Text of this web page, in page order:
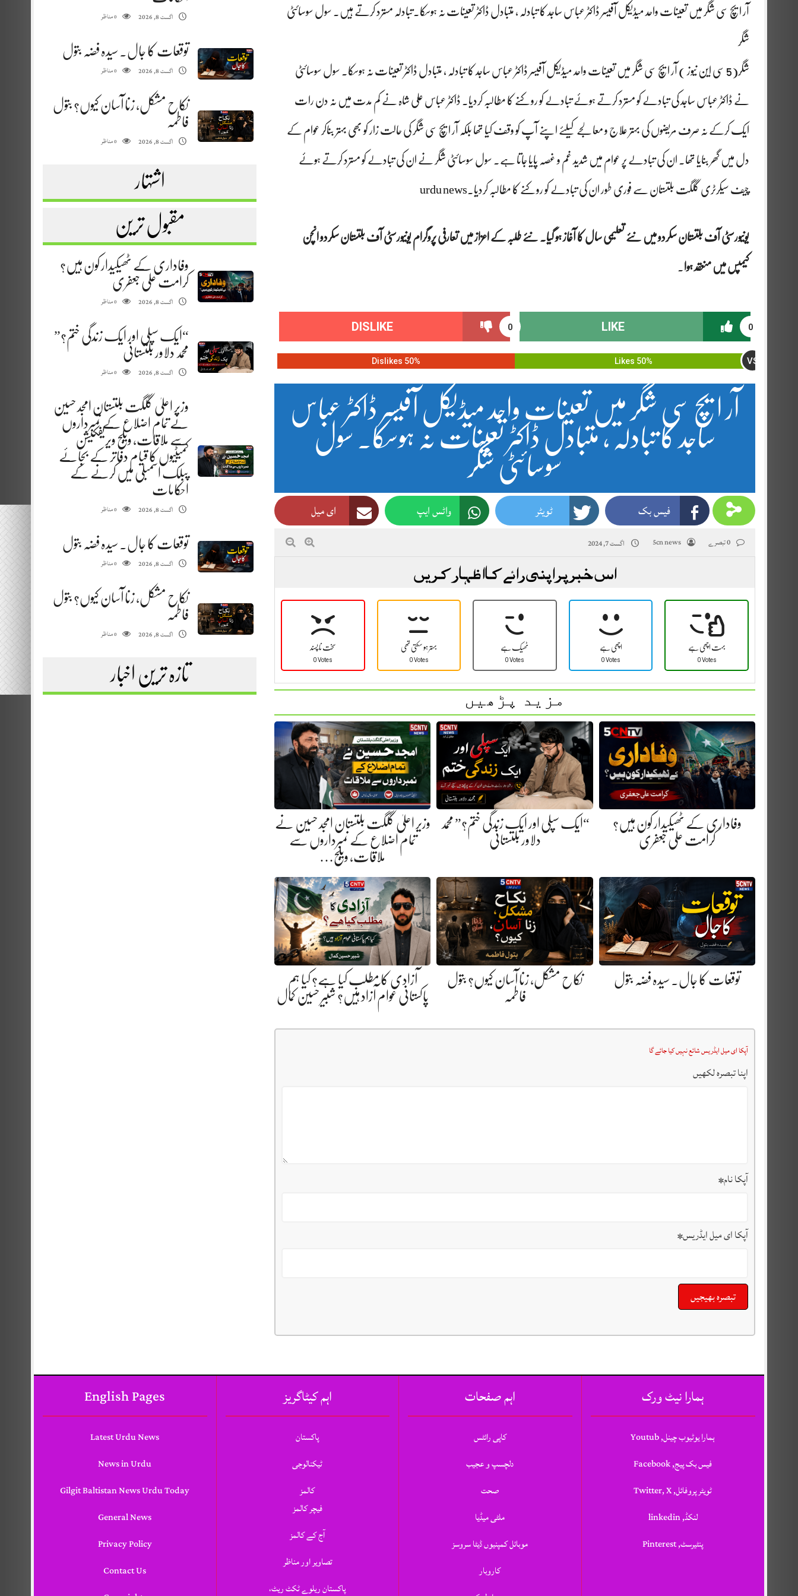
اگست 8, 2026
0مناظر
توقعات کا جال. سیدہ فضہ بتول
اگست 8, 2026
0مناظر
نکاح مشکل، زنا آسان کیوں؟ بتول
فاطمہ
اگست 8, 2026
0مناظر
اشتہار
مقبول ترین
وفاداری کے ٹھیکیدار کون ہیں؟
کرامت علی جعفری
اگست 8, 2026
0مناظر
“ایک سپلی اور ایک زندگی ختم؟”
محمد دلاور بلتستانی
اگست 8, 2026
0مناظر
وزیر اعلیٰ گلگت بلتستان امجد حسین
نے تمام اضلاع کے نمبرداروں
سے ملاقات، ویلج ویریفکیشن
کمیٹیوں کا قیام دفاتر کے بجائے
پبلک اسمبلی میں کرنے کے
احکامات
اگست 8, 2026
0مناظر
توقعات کا جال. سیدہ فضہ بتول
اگست 8, 2026
0مناظر
نکاح مشکل، زنا آسان کیوں؟ بتول
فاطمہ
اگست 8, 2026
0مناظر
تازہ ترین اخبار
آر ایچ سی شگر میں تعینات واحد میڈیکل آفیسر ڈاکٹر عباس ساجد کا تبادلہ ، متبادل ڈاکٹر تعینات نہ ہوسکا۔تبادلہ مسترد کرتے ہیں. سول سوسائٹی
شگر
شگر(5 سی این نیوز ) آر ایچ سی شگر میں تعینات واحد میڈیکل آفیسر ڈاکٹر عباس ساجد کا تبادلہ ، متبادل ڈاکٹر تعینات نہ ہوسکا۔ سول سوسائٹی
نے ڈاکٹر عباس ساجد کی تبادلے کو مسترد کرتے ہوئے تبادلے کو روکنے کا مطالبہ کردیا۔ ڈاکٹر عباس علی شاہ نے کم مدت میں نہ دن رات
ایک کرکے نہ صرف مریضوں کی بہتر علاج و معالجے کیلئے اپنے آپ کو وقف کیا تھا بلکہ آر ایچ سی شگر کی حالت زار کو بھی بہتر بناکر عوام کے
دل میں گھر بنایا تھا۔ ان کی تبادلے پر عوام میں شدید غم و غصہ پایا جاتا ہے۔ سول سوسائٹی شگر نے ان کی تبادلے کو مسترد کرتے ہوئے
چیف سیکرٹری گلگت بلتستان سے فوری طور ان کی تبادلے کو روکنے کا مطالبہ کردیا۔urdu news
یونیورسٹی آف بلتستان سکردو میں نئے تعلیمی سال کا آغاز ہو گیا۔ نئے طلبہ کے اعزاز میں تعارفی پروگرام یونیورسٹی آف بلتستان سکردو انچن
کیمپس میں منعقد ہوا
0
LIKE
0
DISLIKE
50% Likes VS
50% Dislikes
آر ایچ سی شگر میں تعینات واحد میڈیکل آفیسر ڈاکٹر عباس
ساجد کا تبادلہ ، متبادل ڈاکٹر تعینات نہ ہوسکا۔ سول
سوسائٹی شگر
فیس بک ٹویٹر واٹس ایپ ای میل
5cn news اگست 7, 2024
اس خبر پر اپنی رائے کا اظہار کریں
سخت نا پسند
0 Votes
بہتر ہو سکتی تھی
0 Votes
ٹھیک ہے
0 Votes
اچھی ہے
0 Votes
بہت اچھی ہے
0 Votes
مزید پڑھیں
وفاداری کے ٹھیکیدار کون ہیں؟
کرامت علی جعفری
“ایک سپلی اور ایک زندگی ختم؟” محمد
دلاور بلتستانی
وزیر اعلیٰ گلگت بلتستان امجد حسین نے
تمام اضلاع کے نمبرداروں سے
ملاقات، ویلج…
توقعات کا جال. سیدہ فضہ بتول
نکاح مشکل، زنا آسان کیوں؟ بتول
فاطمہ
آزادی کا مطلب کیا ہے؟ کیا ہم
پاکستانی عوام آزاد ہیں؟ شبیر حسین کمال
آپکا ای میل ایڈریس شائع نہیں کیا جائے گا
اپنا تبصرہ لکھیں
آپکا نام*
آپکا ای میل ایڈریس*
English Pages
Latest Urdu News
News in Urdu
Gilgit Baltistan News Urdu Today
General News
Privacy Policy
Contact Us
اہم کیٹاگریز
پاکستان
ٹیکنالوجی
کالمز
فیچر کالمز
آج کے کالمز
تصاویر اور مناظر
پاکستان ریلوے ٹکٹ ریٹ،
اہم صفحات
کاپی رائٹس
دلچسپ و عجیب
صحت
ملٹی میڈیا
موبائل کمپنیوں ڈیٹا سروسز
کاروبار
ہمارا نیٹ ورک
ہمارا یوٹیوب چینل, Youtub
فیس بک پیج, Facebook
ٹویٹر پروفائل, Twitter, X
لنکڈ, linkedin
پنٹیرسٹ, Pinterest